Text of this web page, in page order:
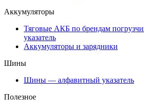
Аккумуляторы
Тяговые АКБ по брендам
указатель
Аккумуляторы и зарядники
Шины
Шины — алфавитный указатель
Полезное